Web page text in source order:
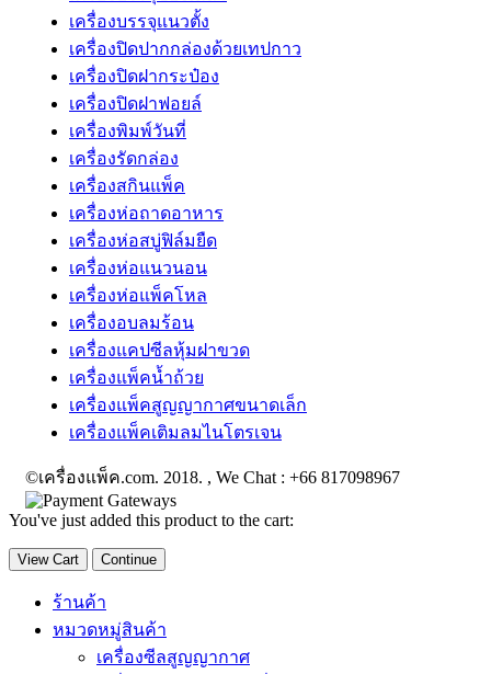
เครื่องบรรจุแนวตั้ง
เครื่องปิดปากกล่องด้วยเทปกาว
เครื่องปิดฝากระป๋อง
เครื่องปิดฝาฟอยล์
เครื่องพิมพ์วันที่
เครื่องรัดกล่อง
เครื่องสกินแพ็ค
เครื่องห่อถาดอาหาร
เครื่องห่อสบู่ฟิล์มยืด
เครื่องห่อแนวนอน
เครื่องห่อแพ็คโหล
เครื่องอบลมร้อน
เครื่องแคปซีลหุ้มฝาขวด
เครื่องแพ็คน้ำถ้วย
เครื่องแพ็คสูญญากาศขนาดเล็ก
เครื่องแพ็คเติมลมไนโตรเจน
©เครื่องแพ็ค.com. 2018. , We Chat : +66 817098967
You've just added this product to the cart:
View Cart Continue
ร้านค้า
หมวดหมู่สินค้า
เครื่องซีลสูญญากาศ